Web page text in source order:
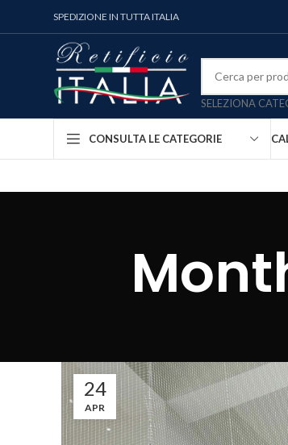
SPEDIZIONE IN TUTTA ITALIA
SELEZIONA
CONSULTA LE CATEGORIE
24
APR